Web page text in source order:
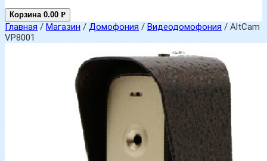
Корзина 0.00 Р
Главная / Магазин / Домофония / Видеодомофония / AltCam
VP8001